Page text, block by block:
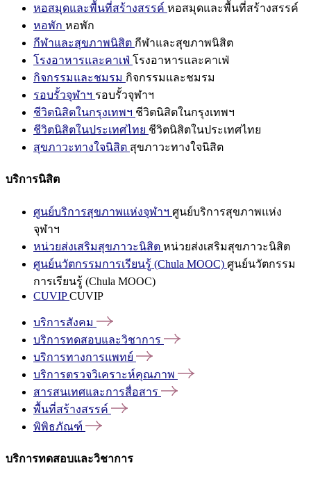
หอสมุดและพื้นที่สร้างสรรค์ หอสมุดและพื้นที่สร้างสรรค์
หอพัก หอพัก
กีฬาและสุขภาพนิสิต กีฬาและสุขภาพนิสิต
โรงอาหารและคาเฟ่ โรงอาหารและคาเฟ่
กิจกรรมและชมรม กิจกรรมและชมรม
รอบรั้วจุฬาฯ รอบรั้วจุฬาฯ
ชีวิตนิสิตในกรุงเทพฯ ชีวิตนิสิตในกรุงเทพฯ
ชีวิตนิสิตในประเทศไทย ชีวิตนิสิตในประเทศไทย
สุขภาวะทางใจนิสิต สุขภาวะทางใจนิสิต
บริการนิสิต
ศูนย์บริการสุขภาพแห่งจุฬาฯ ศูนย์บริการสุขภาพแห่ง
จุฬาฯ
หน่วยส่งเสริมสุขภาวะนิสิต หน่วยส่งเสริมสุขภาวะนิสิต
ศูนย์นวัตกรรมการเรียนรู้ (Chula MOOC) ศูนย์นวัตกรรม
การเรียนรู้ (Chula MOOC)
CUVIPCUVIP
บริการสังคม
บริการทดสอบและวิชาการ
บริการทางการแพทย์
บริการตรวจวิเคราะห์คุณภาพ
สารสนเทศและการสื่อสาร
พื้นที่สร้างสรรค์
พิพิธภัณฑ์
บริการทดสอบและวิชาการ